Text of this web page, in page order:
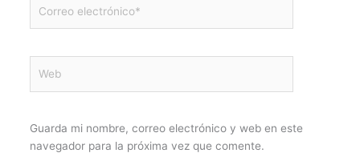
electrónico*
Guarda mi nombre, correo electrónico y web en este
navegador para la próxima vez que comente.